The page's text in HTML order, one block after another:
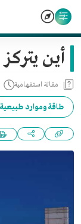
أين
مقالة استفهامية
طاقة وموارد طبيعية